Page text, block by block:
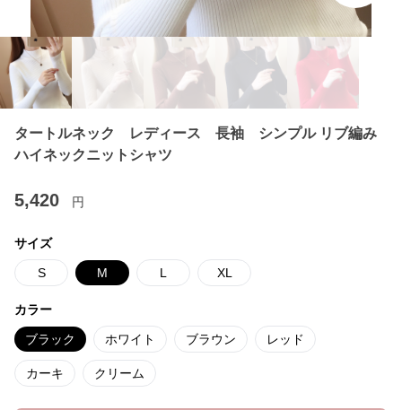
タートルネック レディース 長袖 シンプル リブ編み
ハイネックニットシャツ
5,420 円
サイズ
S M L XL
カラー
ブラック ホワイト ブラウン レッド
カーキ クリーム